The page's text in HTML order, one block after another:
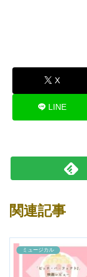
X
LINE
関連記事
ミュージカル